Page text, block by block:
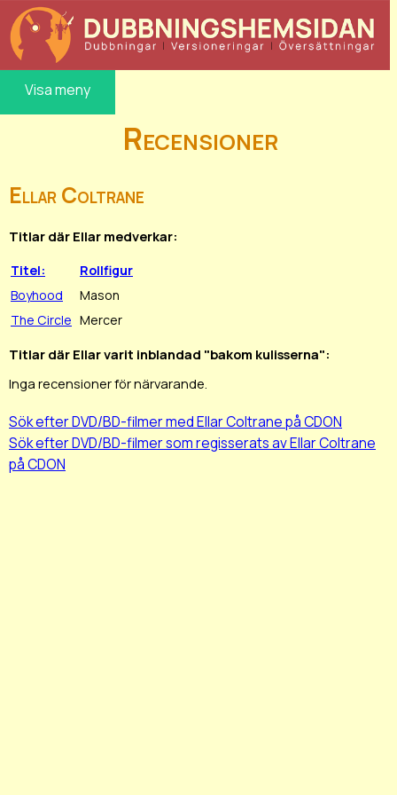
Visa meny
Recensioner
Ellar Coltrane
Titlar där Ellar medverkar:
Titel:
Rollfigur
Boyhood
Mason
The Circle Mercer
Titlar där Ellar varit inblandad "bakom kulisserna":
Inga recensioner för närvarande.
Sök efter DVD/BD-filmer med Ellar Coltrane på CDON
Sök efter DVD/BD-filmer som regisserats av Ellar Coltrane
på CDON